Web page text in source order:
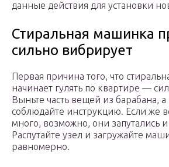
данные действия для установки
Стиральная машинка
сильно вибрирует
Первая причина того, что
начинает гулять по квартире —
Выньте часть вещей из барабана,
соблюдайте инструкцию. Если же
много, возможно, они запутались
Распутайте узел и загружайте
равномерно.